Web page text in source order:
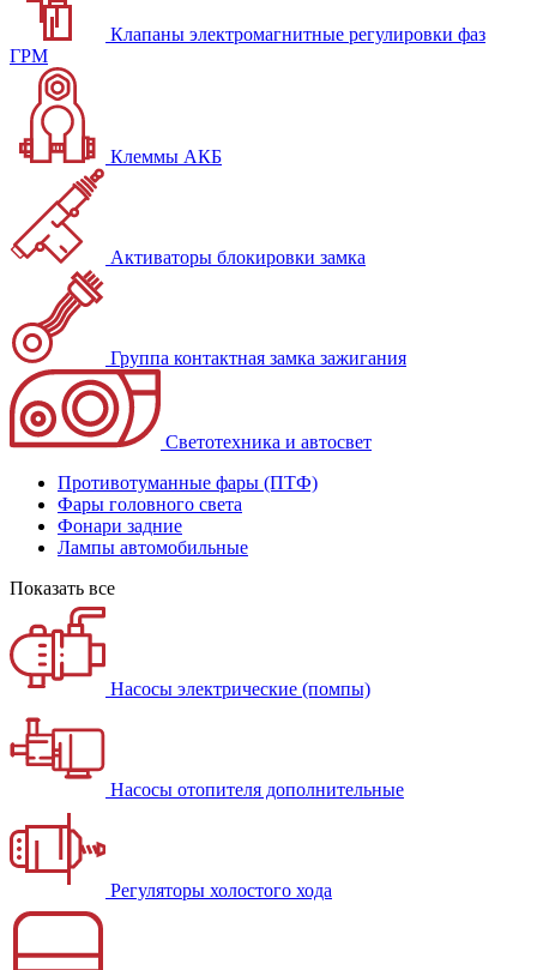
Клапаны электромагнитные регулировки фаз
ГРМ
Клеммы АКБ
Активаторы блокировки замка
Группа контактная замка зажигания
Светотехника и автосвет
Противотуманные фары (ПТФ)
Фары головного света
Фонари задние
Лампы автомобильные
Показать все
Насосы электрические (помпы)
Насосы отопителя дополнительные
Регуляторы холостого хода